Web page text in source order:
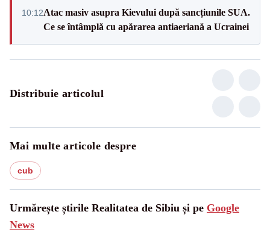
10:12Atac masiv asupra Kievului după sancțiunile SUA.
Ce se întâmplă cu apărarea antiaeriană a Ucrainei
Distribuie articolul
Mai multe articole despre
cub
Urmărește știrile Realitatea de Sibiu și pe Google
News